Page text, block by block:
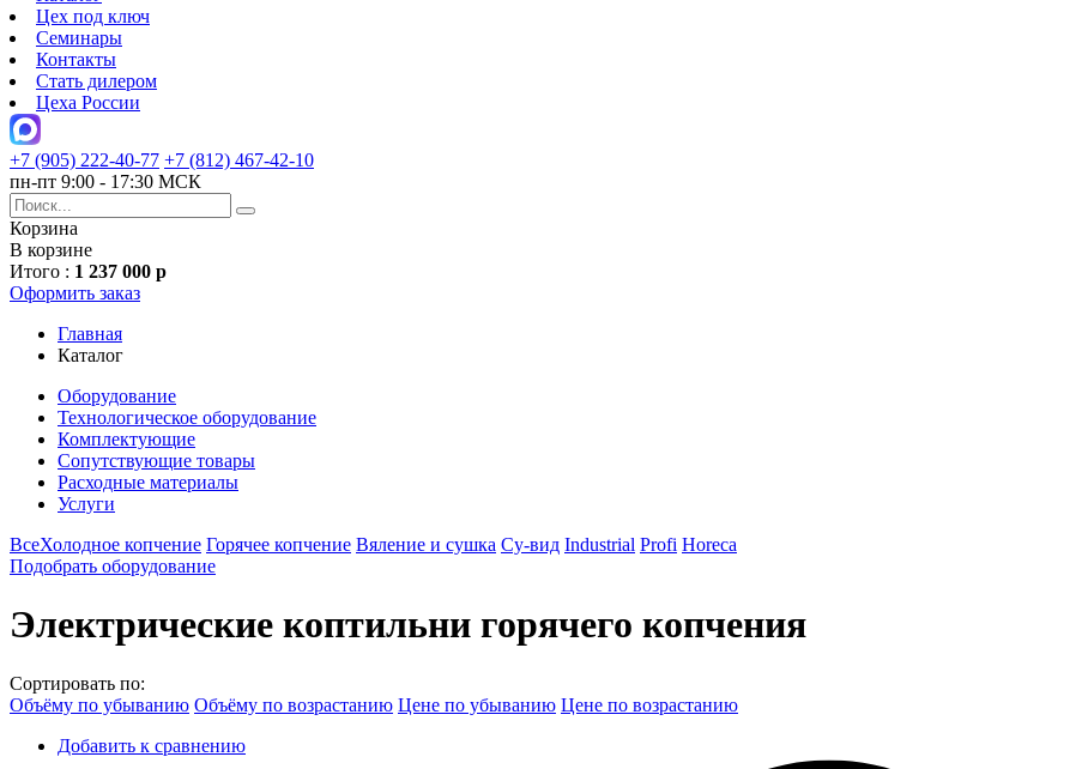
Цех под ключ
Семинары
Контакты
Стать дилером
Цеха России
+7 (905) 222-40-77 +7 (812) 467-42-10
пн-пт 9:00 - 17:30 МСК
Корзина
В корзине
Итого : 1 237 000 р
Оформить заказ
Главная
Каталог
Оборудование
Технологическое оборудование
Комплектующие
Сопутствующие товары
Расходные материалы
Услуги
ВсеХолодное копчение Горячее копчение Вяление и сушка Су-вид Industrial Profi Horeca
Подобрать оборудование
Электрические коптильни горячего копчения
Сортировать по:
Объёму по убыванию Объёму по возрастанию Цене по убыванию Цене по возрастанию
Добавить к сравнению